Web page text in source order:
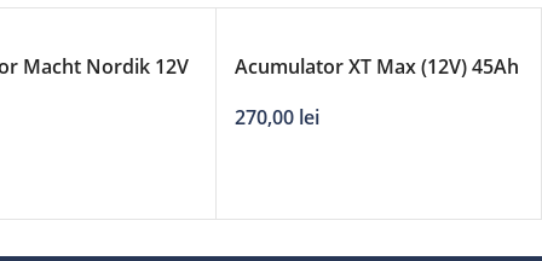
Macht Nordik 12V
Acumulator XT Max (12V) 45Ah
270,00 lei